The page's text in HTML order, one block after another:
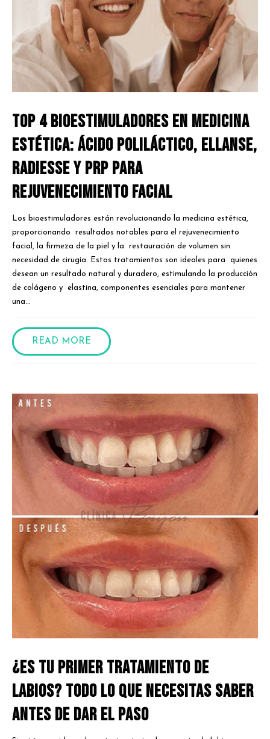
Top 4 Bioestimuladores en medicina
estética: Ácido Poliláctico, Ellanse,
Radiesse y PRP para
rejuvenecimiento facial
Los bioestimuladores están revolucionando la medicina estética,
proporcionando resultados notables para el rejuvenecimiento
facial, la firmeza de la piel y la restauración de volumen sin
necesidad de cirugía. Estos tratamientos son ideales para quienes
desean un resultado natural y duradero, estimulando la producción
de colágeno y elastina, componentes esenciales para mantener
una...
READ MORE
¿Es tu primer tratamiento de
labios? Todo lo que necesitas saber
antes de dar el paso